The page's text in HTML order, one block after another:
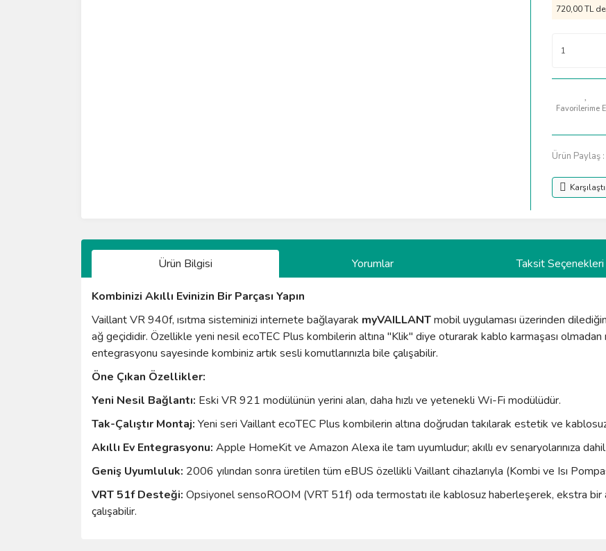
720,00 TL
Ürün Paylaş :
Ürün Bilgisi Yorumlar Taksit Seçenekleri
Kombinizi Akıllı Evinizin Bir Parçası Yapın
Vaillant VR 940f, ısıtma sisteminizi internete bağlayarak myVAILLANTmobil uygulaması üzerinden
ağ geçididir. Özellikle yeni nesil ecoTEC Plus kombilerin altına "Klik" diye oturarak kablo karmaşası
entegrasyonu sayesinde kombiniz artık sesli komutlarınızla bile çalışabilir.
Öne Çıkan Özellikler:
Yeni Nesil Bağlantı: Eski VR 921 modülünün yerini alan, daha hızlı ve yetenekli Wi-Fi modülüdür.
Tak-Çalıştır Montaj: Yeni seri Vaillant ecoTEC Plus kombilerin altına doğrudan takılarak estetik ve
Akıllı Ev Entegrasyonu: Apple HomeKit ve Amazon Alexa ile tam uyumludur; akıllı ev senaryolarınıza
Geniş Uyumluluk: 2006 yılından sonra üretilen tüm eBUS özellikli Vaillant cihazlarıyla (Kombi ve Isı
VRT 51f Desteği: Opsiyonel sensoROOM (VRT 51f) oda termostatı ile kablosuz haberleşerek, ekstra bir
çalışabilir.